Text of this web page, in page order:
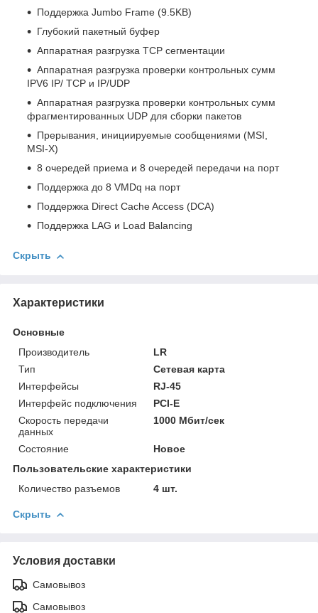
Поддержка Jumbo Frame (9.5KB)
Глубокий пакетный буфер
Аппаратная разгрузка TCP сегментации
Аппаратная разгрузка проверки контрольных сумм
IPV6 IP/ TCP и IP/UDP
Аппаратная разгрузка проверки контрольных сумм
фрагментированных UDP для сборки пакетов
Прерывания, инициируемые сообщениями (MSI,
MSI-X)
8 очередей приема и 8 очередей передачи на порт
Поддержка до 8 VMDq на порт
Поддержка Direct Cache Access (DCA)
Поддержка LAG и Load Balancing
Скрыть
Характеристики
Основные
Производитель
LR
Тип
Сетевая карта
Интерфейсы
RJ-45
Интерфейс подключения
PCI-E
Скорость передачи
данных
1000 Мбит/сек
Состояние
Новое
Пользовательские характеристики
Количество разъемов
4 шт.
Скрыть
Условия доставки
Самовывоз
Самовывоз